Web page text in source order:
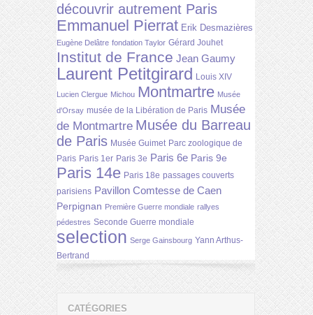
découvrir autrement Paris
Emmanuel Pierrat Erik Desmazières
Eugène Delâtre fondation Taylor Gérard Jouhet
Institut de France Jean Gaumy
Laurent Petitgirard Louis XIV
Lucien Clergue Michou Montmartre Musée
d'Orsay musée de la Libération de Paris Musée
de Montmartre Musée du Barreau
de Paris Musée Guimet Parc zoologique de
Paris Paris 1er Paris 3e Paris 6e Paris 9e
Paris 14e Paris 18e passages couverts
parisiens Pavillon Comtesse de Caen
Perpignan Première Guerre mondiale rallyes
pédestres Seconde Guerre mondiale
selection Serge Gainsbourg Yann Arthus-
Bertrand
CATÉGORIES